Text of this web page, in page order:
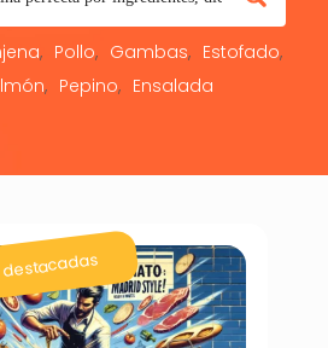
Pollo Gambas
Estofado
Pepino Ensalada